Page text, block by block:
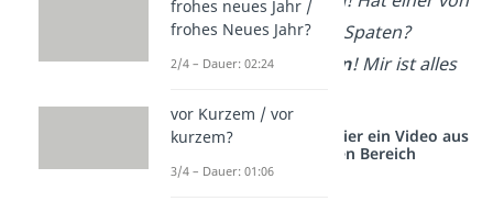
euchbeideneinen Spaten?
✗ Hallo, ihr eiden! Mir ist alles
Studyflix vernetzt: Hier ein Video aus
einem anderen Bereich
frohes neues Jahr /
frohes Neues Jahr?
2/4 – Dauer: 02:24
vor Kurzem / vor
kurzem?
3/4 – Dauer: 01:06